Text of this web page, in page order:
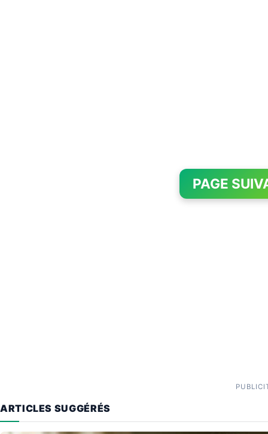
PAGE
ARTICLES SUGGÉRÉS